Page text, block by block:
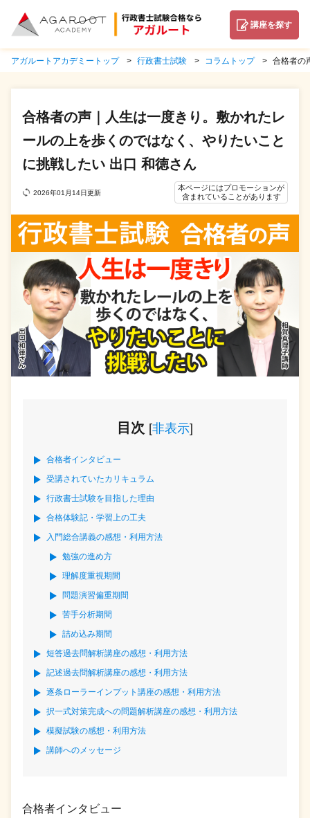
講座を探す
アガルートアカデミートップ 行政書士試験 コラムトップ 合格者の
合格者の声｜人生は一度きり。敷かれたレ
ールの上を歩くのではなく、やりたいこと
に挑戦したい 出口 和徳さん
2026年01月14日更新
本ページにはプロモーションが
含まれていることがあります
目次 [非表示]
合格者インタビュー
受講されていたカリキュラム
行政書士試験を目指した理由
合格体験記・学習上の工夫
入門総合講義の感想・利用方法
勉強の進め方
理解度重視期間
問題演習偏重期間
苦手分析期間
詰め込み期間
短答過去問解析講座の感想・利用方法
記述過去問解析講座の感想・利用方法
逐条ローラーインプット講座の感想・利用方法
択一式対策完成への問題解析講座の感想・利用方法
模擬試験の感想・利用方法
講師へのメッセージ
合格者インタビュー